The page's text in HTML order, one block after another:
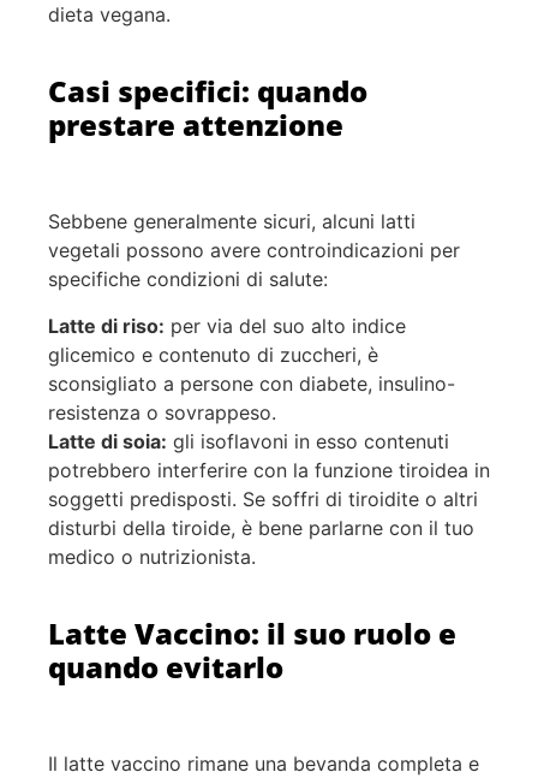
dieta vegana.
Casi specifici: quando
prestare attenzione
Sebbene generalmente sicuri, alcuni latti
vegetali possono avere controindicazioni per
specifiche condizioni di salute:
Latte di riso: per via del suo alto indice
glicemico e contenuto di zuccheri, è
sconsigliato a persone con diabete, insulino-
resistenza o sovrappeso.
Latte di soia: gli isoflavoni in esso contenuti
potrebbero interferire con la funzione tiroidea in
soggetti predisposti. Se soffri di tiroidite o altri
disturbi della tiroide, è bene parlarne con il tuo
medico o nutrizionista.
Latte Vaccino: il suo ruolo e
quando evitarlo
Il latte vaccino rimane una bevanda completa e